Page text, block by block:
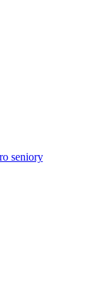
seniory